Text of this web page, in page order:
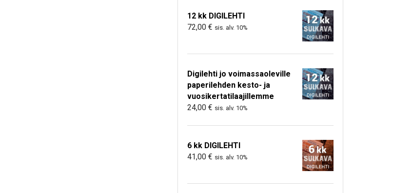
12 kk DIGILEHTI
72,00 € sis. alv. 10%
Digilehti jo voimassaoleville
paperilehden kesto- ja
vuosikertatilaajillemme
24,00 € sis. alv. 10%
6 kk DIGILEHTI
41,00 € sis. alv. 10%